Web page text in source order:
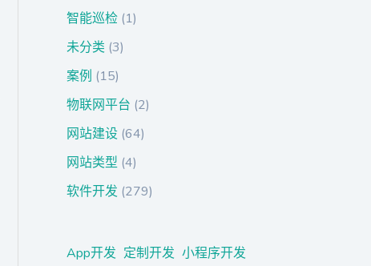
智能巡检 (1)
未分类 (3)
案例 (15)
物联网平台 (2)
网站建设 (64)
网站类型 (4)
软件开发 (279)
App开发 定制开发 小程序开发